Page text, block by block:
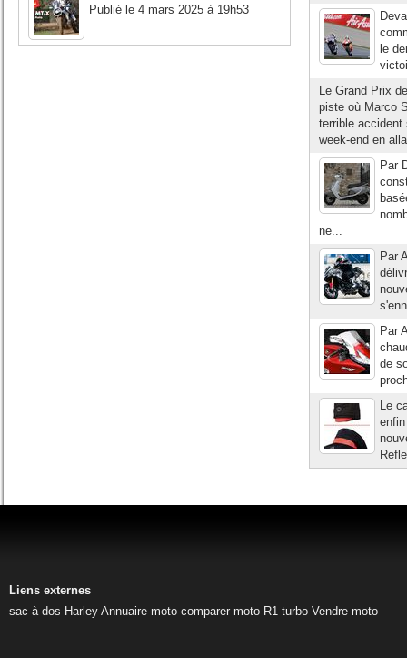
Publié le 4 mars 2025 à 19h53
le
Le Grand Prix
piste où Marco
terrible accident
week-end en
Par
ne...
Par
Par
de
Le
Liens externes
sac à dos Harley Annuaire moto comparer moto R1 turbo Vendre moto